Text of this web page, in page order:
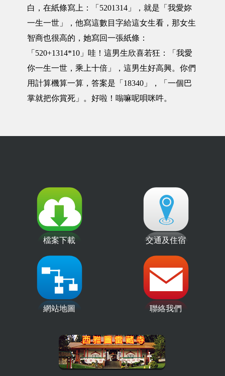
白，在紙條寫上：「5201314」，就是「我愛妳
一生一世」，他寫這數目字給這女生看，那女生
智商也很高的，她寫回一張紙條：
「520+1314*10」哇！這男生欣喜若狂：「我愛
你一生一世，乘上十倍」，這男生好高興。你們
用計算機算一算，答案是「18340」，「一個巴
掌就把你賞死」。好啦！嗡嘛呢唄咪吽。
檔案下載 交通及住宿
網站地圖 聯絡我們